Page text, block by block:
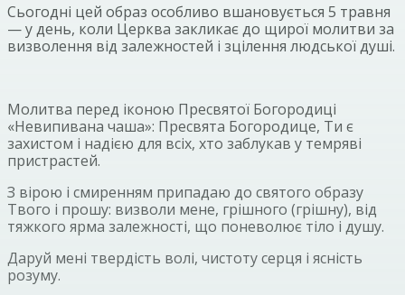
Сьогодні цей образ особливо вшановується 5 травня
— у день, коли Церква закликає до щирої молитви за
визволення від залежностей і зцілення людської душі.
Молитва перед іконою Пресвятої Богородиці
«Невипивана чаша»: Пресвята Богородице, Ти є
захистом і надією для всіх, хто заблукав у темряві
пристрастей.
З вірою і смиренням припадаю до святого образу
Твого і прошу: визволи мене, грішного (грішну), від
тяжкого ярма залежності, що поневолює тіло і душу.
Даруй мені твердість волі, чистоту серця і ясність
розуму.